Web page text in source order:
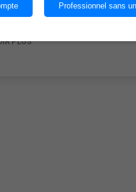
ont
PLUS
Professionnel sans